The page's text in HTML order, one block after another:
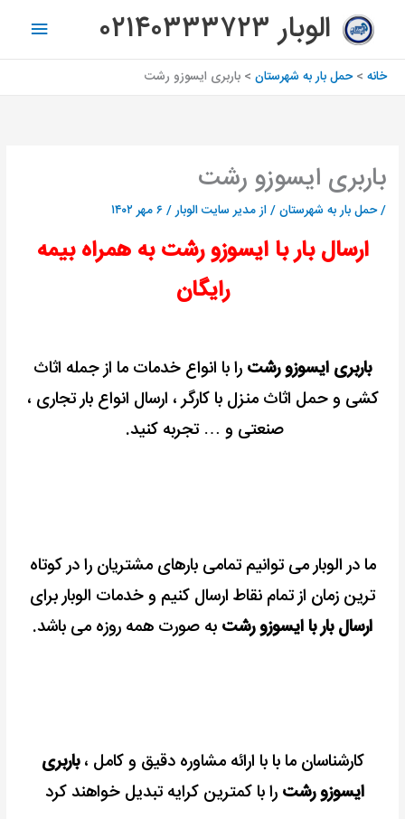
محتوا
الوبار ۰۲۱۴۰۳۳۳۷۲۳
اصلی
خانه حمل بار به شهرستان باربری ایسوزو رشت
باربری ایسوزو رشت
/حمل بار به شهرستان/ ازمدیر سایت الوبار/۶ مهر ۱۴۰۲
ارسال بار با ایسوزو رشت به همراه بیمه
رایگان
باربری ایسوزو رشت را با انواع خدمات ما از جمله اثاث
کشی و حمل اثاث منزل با کارگر ، ارسال انواع بار تجاری ،
صنعتی و … تجربه کنید.
ما در الوبار می توانیم تمامی بارهای مشتریان را در کوتاه
ترین زمان از تمام نقاط ارسال کنیم و خدمات الوبار برای
ارسال بار با ایسوزو رشت به صورت همه روزه می باشد.
کارشناسان ما با با ارائه مشاوره دقیق و کامل ،باربری
ایسوزو رشت را با کمترین کرایه تبدیل خواهند کرد